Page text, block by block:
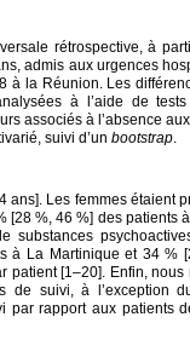
rétrospective, à
admis aux urgences
à la Réunion. Les
à l’aide de
associés à l’absence
suivi d’un bootstrap.
ans]. Les femmes étaient
%, 46 %] des patients
substances
à La Martinique et 34 %
[1–20]. Enfin, nous
de suivi, à l’exception
par rapport aux patients